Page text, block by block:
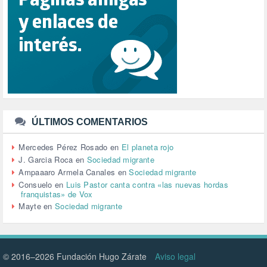
REPUBLICA (1)
SALUD (108)
SENSIBILIZACIÓN (576)
SINDICATOS (12)
TTIP (6)
URBANISMO (1)
URBANIZACIÓN (1)
VEJEZ (1)
VENEZUELA (3)
VENEZULA (1)
VIAJES (1)
VIOLENCIA (2)
VIOLENCIA DE GÉNERO (223)
VIVIENDA (9)
VOLODIMIR ZELENSKY (1)
ÚLTIMOS COMENTARIOS
Mercedes Pérez Rosado en El planeta rojo
J. Garcia Roca en Sociedad migrante
Ampaaaro Armela Canales enSociedad migrante
Consuelo en Luis Pastor canta contra «las nuevas hordas
franquistas» de Vox
MayteenSociedad migrante
© 2016–2026 Fundación Hugo Zárate Aviso legal